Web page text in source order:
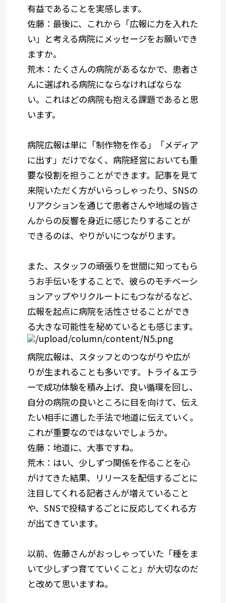
有益であることを実感します。
佐藤 ：最後に、これから「広報に力を入れた
い」と考える病院にメッセージをお願いでき
ますか。
荒木 ：たくさんの病院があるなかで、患者さ
んに選ばれる病院にならなければならな
い。これはどの病院も抱える課題であると思
います。
病院広報は単に「制作物を作る」「メディア
に出す」だけでなく、病院経営においても重
要な役割を担うことができます。記事を見て
来院いただく方がいらっしゃったり、SNSの
リアクションを通じて患者さんや地域の皆さ
んからの反響を身近に感じたりすることが
できるのは、やりがいにつながります。
また、スタッフの頑張りを世間に知ってもら
うお手伝いをすることで、彼らのモチベーシ
ョンアップやリクルートにもつながるなど、
広報を起点に病院を活性させることができ
る大きな可能性を秘めているとも感じます。
病院広報は、スタッフとのつながりや広が
りが生まれることも多いです。トライ＆エラ
ーで成功体験を積み上げ、良い循環を回し、
自分の病院の良いところに目を向けて、伝え
たい相手に適した手法で地道に伝えていく。
これが重要なのではないでしょうか。
佐藤 ：地道に、大事ですね。
荒木 ：はい、少しずつ関係を作ることを心
がけてきた結果、リリースを配信するごとに
注目してくれる記者さんが増えていること
や、SNSで投稿するごとに反応してくれる方
が出てきています。
以前、佐藤さんがおっしゃっていた「種をま
いて少しずつ育てていくこと」が大切なのだ
と改めて思いますね。